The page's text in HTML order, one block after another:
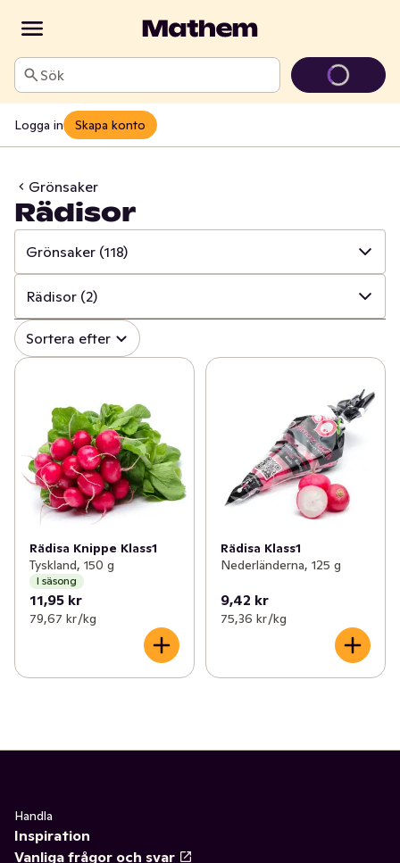
Sök
Logga in Skapa konto
Grönsaker
Rädisor
Grönsaker (118)
✓ Alla (317)
✓ Grönsaker (118)
Potatis & lök (50)
Kålväxter (25)
✓ Bär (12)
(20)
✓ Frukt- och grönsakslådor
✓ Färska örter
Rädisor (2)
✓ Alla (118)
Aubergine (2)
✓ Selleri (2)
✓ Pumpa (1)
✓ Majs (3)
✓ Rädisor
✓
Sortera efter
Rädisa Knippe Klass1
Tyskland, 150 g
I säsong
11,95 kr
79,67 kr /kg
Rädisa Klass1
Nederländerna, 125 g
9,42 kr
75,36 kr /kg
Handla
Inspiration
Vanliga frågor och svar